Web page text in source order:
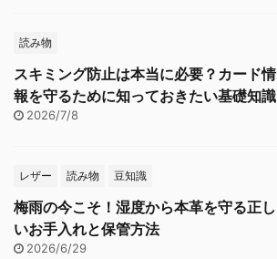
読み物
スキミング防止は本当に必要？カード情
報を守るために知っておきたい基礎知識
2026/7/8
レザー 読み物 豆知識
梅雨の今こそ！湿度から本革を守る正し
いお手入れと保管方法
2026/6/29